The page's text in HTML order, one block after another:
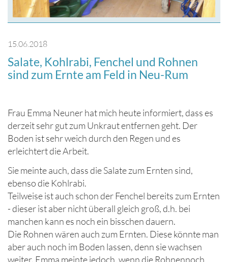
15.06.2018
Salate, Kohlrabi, Fenchel und Rohnen
sind zum Ernte am Feld in Neu-Rum
Frau Emma Neuner hat mich heute informiert, dass es
derzeit sehr gut zum Unkraut entfernen geht. Der
Boden ist sehr weich durch den Regen und es
erleichtert die Arbeit.
Sie meinte auch, dass die Salate zum Ernten sind,
ebenso die Kohlrabi.
Teilweise ist auch schon der Fenchel bereits zum Ernten
- dieser ist aber nicht überall gleich groß, d.h. bei
manchen kann es noch ein bisschen dauern.
Die Rohnen wären auch zum Ernten. Diese könnte man
aber auch noch im Boden lassen, denn sie wachsen
weiter. Emma meinte jedoch, wenn die Rohnennoch